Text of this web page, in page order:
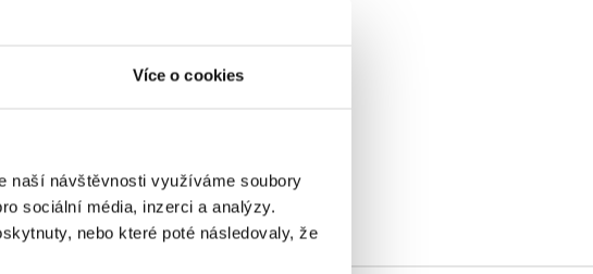
Více o cookies
naší návštěvnosti využíváme soubory
sociální média, inzerci a analýzy.
nebo které poté následovaly, že
uživatelé